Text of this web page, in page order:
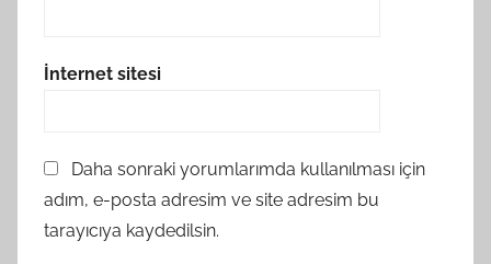
İnternet sitesi
Daha sonraki yorumlarımda kullanılması için
adım, e-posta adresim ve site adresim bu
tarayıcıya kaydedilsin.